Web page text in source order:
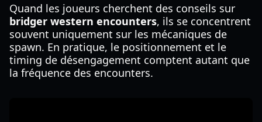
Quand les joueurs cherchent des conseils sur
bridger western encounters, ils se concentrent
souvent uniquement sur les mécaniques de
spawn. En pratique, le positionnement et le
timing de désengagement comptent autant que
la fréquence des encounters.